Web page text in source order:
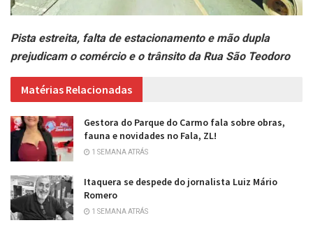
Pista estreita, falta de estacionamento e mão dupla
prejudicam o comércio e o trânsito da Rua São Teodoro
Matérias Relacionadas
Gestora do Parque do Carmo fala sobre obras,
fauna e novidades no Fala, ZL!
1 SEMANA ATRÁS
Itaquera se despede do jornalista Luiz Mário
Romero
1 SEMANA ATRÁS